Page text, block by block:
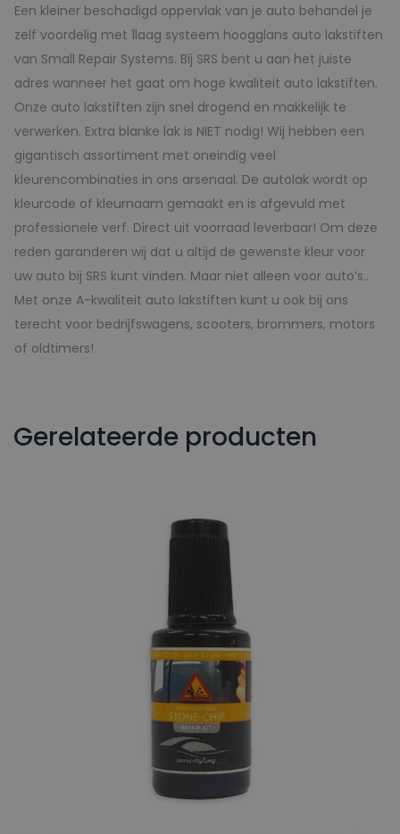
Een kleiner beschadigd oppervlak van je auto behandel je
zelf voordelig met 1laag systeem hoogglans auto lakstiften
van Small Repair Systems. Bij SRS bent u aan het juiste
adres wanneer het gaat om hoge kwaliteit auto lakstiften.
Onze auto lakstiften zijn snel drogend en makkelijk te
verwerken. Extra blanke lak is NIET nodig! Wij hebben een
gigantisch assortiment met oneindig veel
kleurencombinaties in ons arsenaal. De autolak wordt op
kleurcode of kleurnaam gemaakt en is afgevuld met
professionele verf. Direct uit voorraad leverbaar! Om deze
reden garanderen wij dat u altijd de gewenste kleur voor
uw auto bij SRS kunt vinden. Maar niet alleen voor auto’s..
Met onze A-kwaliteit auto lakstiften kunt u ook bij ons
terecht voor bedrijfswagens, scooters, brommers, motors
of oldtimers!
Gerelateerde producten